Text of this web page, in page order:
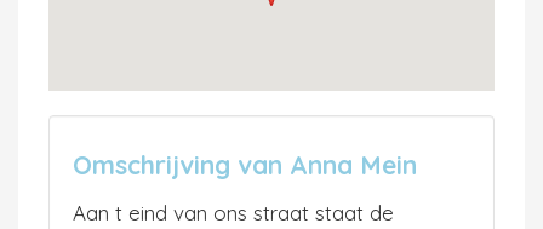
Omschrijving van Anna Mein
Aan t eind van ons straat staat de